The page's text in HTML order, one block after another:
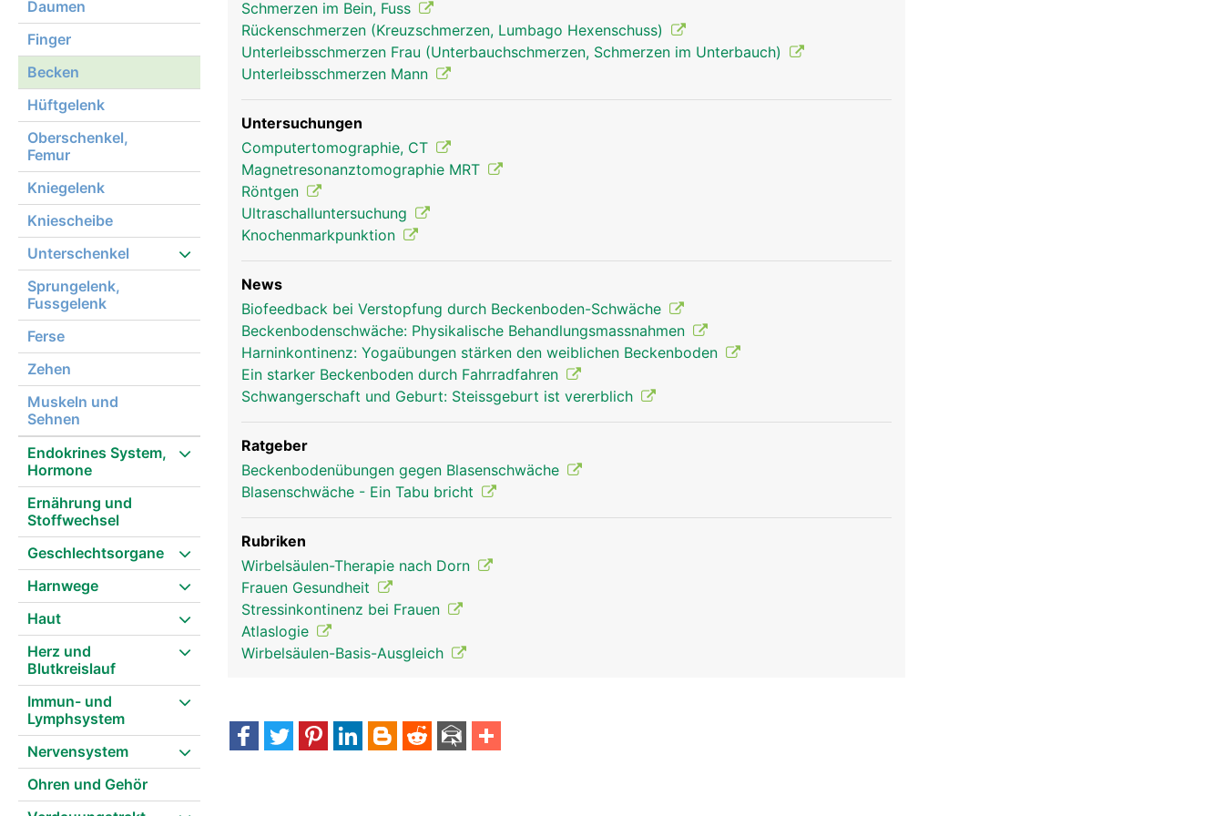
Daumen
Finger
Becken
Hüftgelenk
Oberschenkel,
Femur
Kniegelenk
Kniescheibe
Unterschenkel
Sprungelenk,
Fussgelenk
Ferse
Zehen
Muskeln und
Sehnen
Endokrines System,
Hormone
Ernährung und
Stoffwechsel
Geschlechtsorgane
Harnwege
Haut
Herz und
Blutkreislauf
Immun- und
Lymphsystem
Nervensystem
Ohren und Gehör
Schmerzen im Bein, Fuss
Rückenschmerzen (Kreuzschmerzen, Lumbago Hexenschuss)
Unterleibsschmerzen Frau (Unterbauchschmerzen, Schmerzen im Unterbauch)
Unterleibsschmerzen Mann
Untersuchungen
Computertomographie, CT
Magnetresonanztomographie MRT
Röntgen
Ultraschalluntersuchung
Knochenmarkpunktion
News
Biofeedback bei Verstopfung durch Beckenboden-Schwäche
Beckenbodenschwäche: Physikalische Behandlungsmassnahmen
Harninkontinenz: Yogaübungen stärken den weiblichen Beckenboden
Ein starker Beckenboden durch Fahrradfahren
Schwangerschaft und Geburt: Steissgeburt ist vererblich
Ratgeber
Beckenbodenübungen gegen Blasenschwäche
Blasenschwäche - Ein Tabu bricht
Rubriken
Wirbelsäulen-Therapie nach Dorn
Frauen Gesundheit
Stressinkontinenz bei Frauen
Atlaslogie
Wirbelsäulen-Basis-Ausgleich